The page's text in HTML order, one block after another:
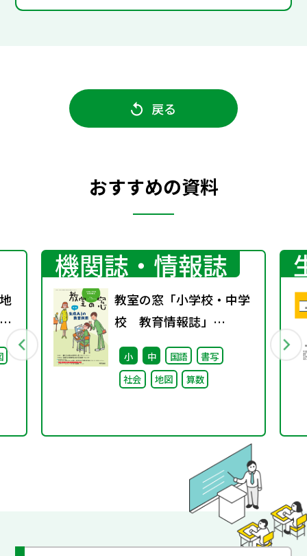
戻る
おすすめの資料
機関誌・情報誌
教室の窓「小学校・中学
校 教育情報誌」
vol.75 2025年4月発行
小 中 国語
書写
社会
地図 算数